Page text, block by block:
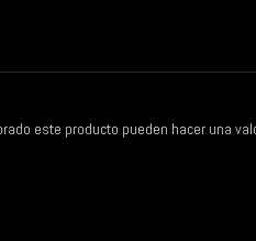
este producto pueden hacer una